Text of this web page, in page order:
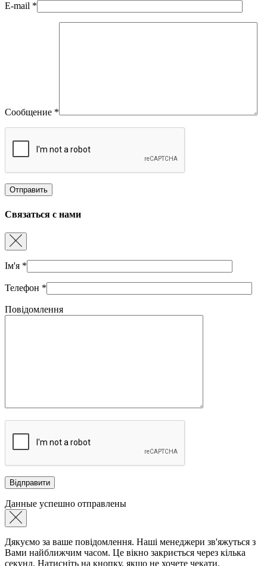
E-mail *
Сообщение *
Связаться с нами
Ім'я *
Телефон *
Повідомлення
Данные успешно отправлены
Дякуємо за ваше повідомлення. Наші менеджери зв'яжуться з
Вами найближчим часом. Це вікно закриється через кілька
секунд. Натисніть на кнопку, якщо не хочете чекати.